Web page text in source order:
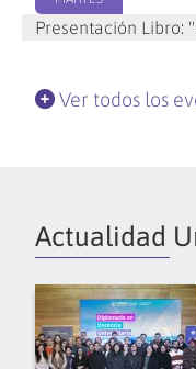
Presentación Libro:
Ver todos los
Actualidad